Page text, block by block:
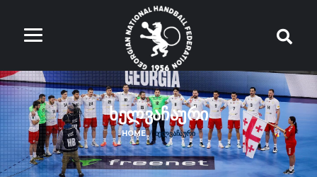
ᲮᲔᲚᲕᲐᲩᲐᲣᲠᲘ
HOME ᲮᲔᲚᲕᲐᲩᲐᲣᲠᲘ